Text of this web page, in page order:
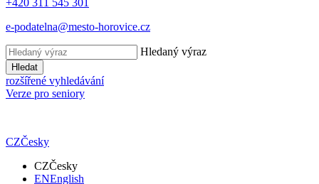
+420 311 545 301
e-podatelna@mesto-horovice.cz
Hledaný výraz
Hledat
rozšířené vyhledávání
Verze pro seniory
CZČesky
CZČesky
ENEnglish